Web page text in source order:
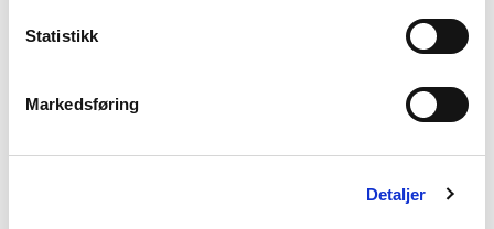
Statistikk
Markedsføring
Detaljer
Kontor Alta